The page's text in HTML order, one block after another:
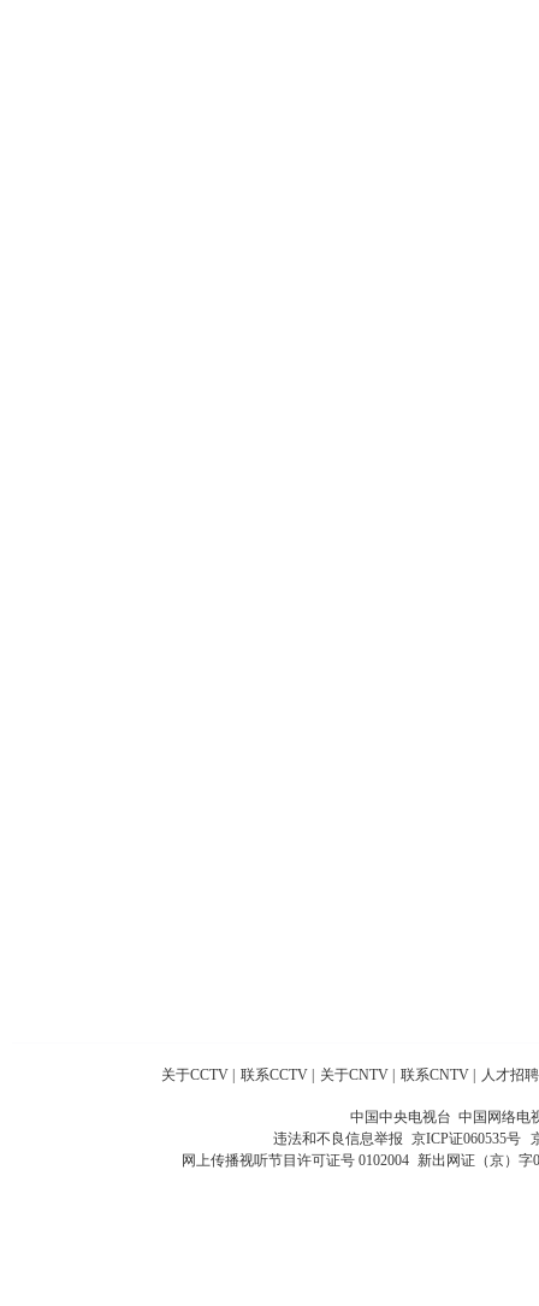
关于CCTV 联系CCTV 关于CNTV 联系CNTV 人才招聘
中国中央电视台 中国网络电
违法和不良信息举报 京ICP证060535号
网上传播视听节目许可证号 0102004 新出网证（京）